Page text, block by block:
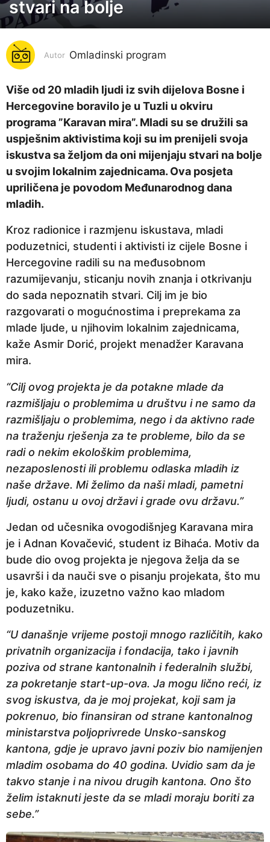
g
o
n
a
p
r
i
j
e
6
g
d
i
n
a
p
r
i
j
e
stvari na bolje
Autor Omladinski program
Više od 20 mladih ljudi iz svih dijelova Bosne i
Hercegovine boravilo je u Tuzli u okviru
programa ”Karavan mira”. Mladi su se družili sa
uspješnim aktivistima koji su im prenijeli svoja
iskustva sa željom da oni mijenjaju stvari na bolje
u svojim lokalnim zajednicama. Ova posjeta
upriličena je povodom Međunarodnog dana
mladih.
Kroz radionice i razmjenu iskustava, mladi
poduzetnici, studenti i aktivisti iz cijele Bosne i
Hercegovine radili su na međusobnom
razumijevanju, sticanju novih znanja i otkrivanju
do sada nepoznatih stvari. Cilj im je bio
razgovarati o mogućnostima i preprekama za
mlade ljude, u njihovim lokalnim zajednicama,
kaže Asmir Dorić, projekt menadžer Karavana
mira.
“Cilj ovog projekta je da potakne mlade da
razmišljaju o problemima u društvu i ne samo da
razmišljaju o problemima, nego i da aktivno rade
na traženju rješenja za te probleme, bilo da se
radi o nekim ekološkim problemima,
nezaposlenosti ili problemu odlaska mladih iz
naše države. Mi želimo da naši mladi, pametni
ljudi, ostanu u ovoj državi i grade ovu državu.”
Jedan od učesnika ovogodišnjeg Karavana mira
je i Adnan Kovačević, student iz Bihaća. Motiv da
bude dio ovog projekta je njegova želja da se
usavrši i da nauči sve o pisanju projekata, što mu
je, kako kaže, izuzetno važno kao mladom
poduzetniku.
“U današnje vrijeme postoji mnogo različitih, kako
privatnih organizacija i fondacija, tako i javnih
poziva od strane kantonalnih i federalnih službi,
za pokretanje start-up-ova. Ja mogu lično reći, iz
svog iskustva, da je moj projekat, koji sam ja
pokrenuo, bio finansiran od strane kantonalnog
ministarstva poljoprivrede Unsko-sanskog
kantona, gdje je upravo javni poziv bio namijenjen
mladim osobama do 40 godina. Uvidio sam da je
takvo stanje i na nivou drugih kantona. Ono što
želim istaknuti jeste da se mladi moraju boriti za
sebe.”